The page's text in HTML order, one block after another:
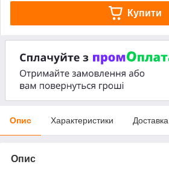
Купити
Опис Характеристики Доставка
Опис